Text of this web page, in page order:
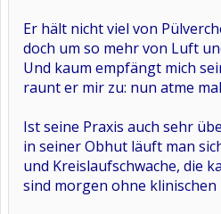
Er hält nicht viel von
doch um so mehr von Luft
Und kaum empfängt mich
raunt er mir zu: nun atme
Ist seine Praxis auch sehr
in seiner Obhut läuft man
und Kreislaufschwache, die
sind morgen ohne klinischen